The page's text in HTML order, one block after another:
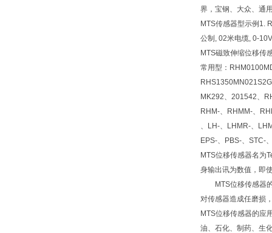
界，宝钢、大众、通
MTS传感器型示例1.
公制, 02米电缆, 0-
MTS磁致伸缩位移传
常用型：
MK292、201542、
RHM-、RHMM-、
、LH-、LHMR-、
EPS-、PBS-、STC-
MTS位移传感器名为
身输出讯为数值，即
MTS位移传感器的
对传感器造成任磨损
MTS位移传感器的应
油、石化、制药、生